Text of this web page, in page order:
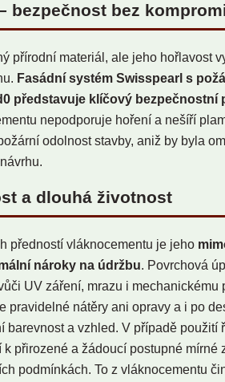
bezpečnost bez
přírodní materiál, ale jeho hořlavost
Fasádní systém Swisspearl s
představuje klíčový bezpečnostní
nepodporuje hoření a nešíří
odolnost stavby, aniž by byla
a dlouhá životnost
předností vláknocementu je jeho
nároky na údržbu. Povrchová
UV záření, mrazu i mechanickému
pravidelné nátěry ani opravy a i po
barevnost a vzhled. V případě použití
k přirozené a žádoucí postupné mírné
podmínkách. To z vláknocementu